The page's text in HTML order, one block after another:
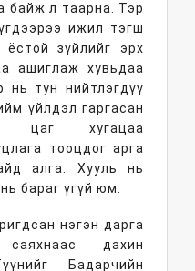
байж л таарна. Тэр
ижил тэгш
ёстой зүйлийг эрх
ашиглаж хувьдаа
нь тун нийтлэгдүү
үйлдэл гаргасан
цаг хугацаа
тооцдог арга
алга. Хууль нь
бараг үгүй юм.
нэгэн дарга
дахин
Бадарчийн